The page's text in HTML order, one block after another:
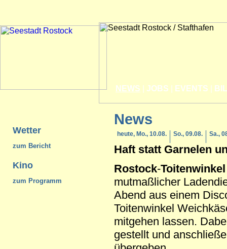
NEWS JOBS EVENTS
Wetter
zum Bericht
Kino
zum Programm
News
heute, Mo., 10.08. So., 09.08. Sa.,
Haft statt Garnelen
Rostock-Toitenwinkel
mutmaßlicher
Abend aus einem
Toitenwinkel
mitgehen lassen.
gestellt und